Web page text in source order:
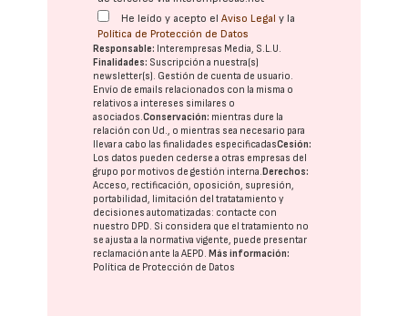
He leído y acepto elAviso Legal y la
Política de Protección de Datos
Responsable: Interempresas Media, S.L.U.
Finalidades: Suscripción a nuestra(s)
newsletter(s). Gestión de cuenta de usuario.
Envío de emails relacionados con la misma o
relativos a intereses similares o
asociados.Conservación: mientras dure la
relación con Ud., o mientras sea necesario para
llevar a cabo las finalidades especificadasCesión:
Los datos pueden cederse a otras empresas del
grupo por motivos de gestión interna.Derechos:
Acceso, rectificación, oposición, supresión,
portabilidad, limitación del tratatamiento y
decisiones automatizadas: contacte con
nuestro DPD . Si considera que el tratamiento no
se ajusta a la normativa vigente, puede presentar
reclamación ante laAEPD .Más información:
Política de Protección de Datos